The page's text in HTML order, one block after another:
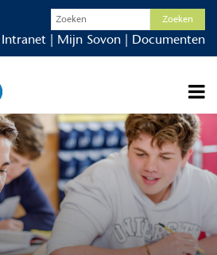
Intranet | Mijn Sovon | Documenten
Actueel
Organisatie
Werken bij
Scholen
Ouders